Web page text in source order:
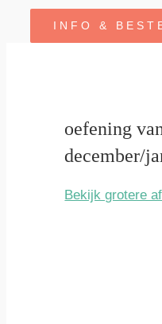
INFO &
oefening
december/
Bekijk grotere